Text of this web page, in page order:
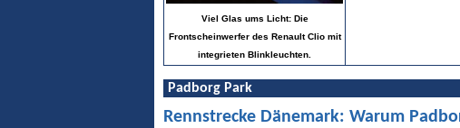
Viel Glas ums Licht: Die
Frontscheinwerfer des Renault Clio mit
integrieten Blinkleuchten.
Padborg Park
Rennstrecke Dänemark: Warum